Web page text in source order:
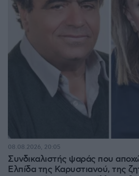
Συνδικαλιστής ψαράς που
Ελπίδα της Καρυστιανού, της
08.08.2026, 20:05